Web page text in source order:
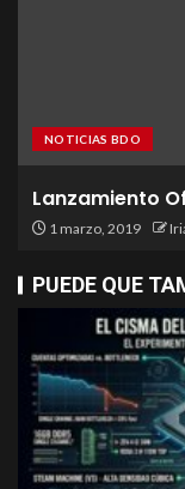
NOTICIAS BDO
Lanzamiento
1 marzo, 2019
PUEDE QUE